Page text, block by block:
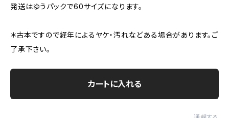
発送はゆうパックで60サイズになります。
＊古本ですので経年によるヤケ・汚れなどある場合があります。ご
了承下さい。
カートに入れる